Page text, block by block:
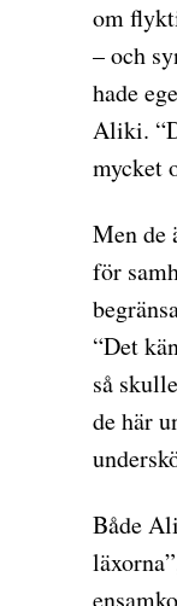
om
– och
hade
Aliki.
mycket
Men de
för
“Det
så
de här
Både